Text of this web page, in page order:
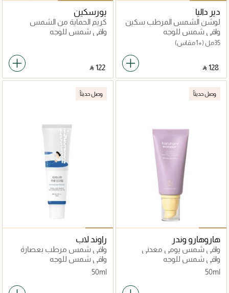
دير داليا
لوشن الشمس المرطب سكين
بارادايس
واقي شمس للوجه
35مل (+1 مقاس)
‎ ⃁ ⁦128⁩ ‎
يورسكين
كريم الحماية من الشمس
بالكولاجين
واقي شمس للوجه
‎ ⃁ ⁦122⁩ ‎
وصل حديثاً
هاروهارو وندر
واقي شمس يومي معدني
بخلاصة الأرز الأسود –
SPF50+/PA++++
واقي شمس للوجه
50ml
وصل حديثاً
راوند لاب
واقي شمس مرطب بعصارة
البتولا
واقي شمس للوجه
50ml